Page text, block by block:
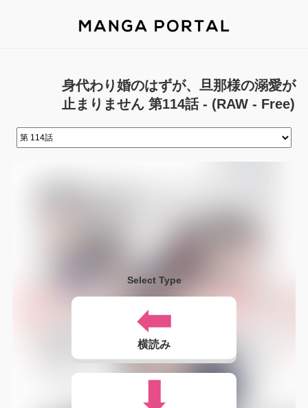
身代わり婚のはずが、旦那様の溺愛が
止まりません 第114話 - (RAW - Free)
Select Type
横読み